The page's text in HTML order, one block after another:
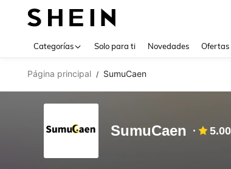
Categorías Solo para ti Novedades Ofertas
Página principal / SumuCaen
SumuCaen 5.00